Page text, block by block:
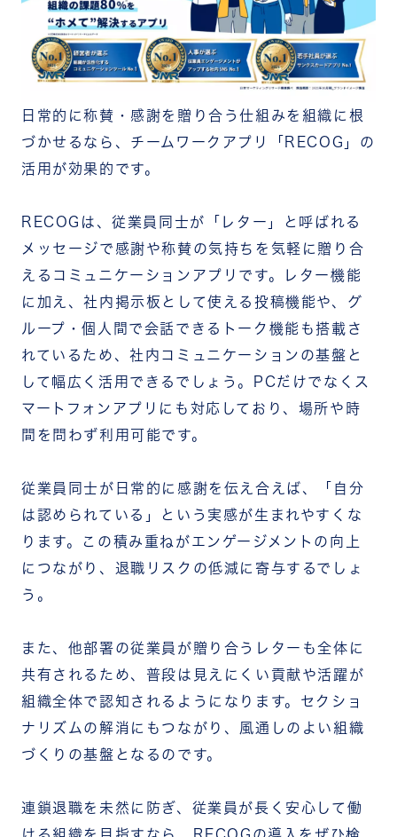
日常的に称賛・感謝を贈り合う仕組みを組織に根
づかせるなら、チームワークアプリ「RECOG」の
活用が効果的です。
RECOGは、従業員同士が「レター」と呼ばれる
メッセージで感謝や称賛の気持ちを気軽に贈り合
えるコミュニケーションアプリです。
レター機能
に加え、社内掲示板として使える投稿機能や、グ
ループ・個人間で会話できるトーク機能も搭載さ
れているため、社内コミュニケーションの基盤と
して幅広く活用できるでしょう。PCだけでなくス
マートフォンアプリにも対応しており、場所や時
間を問わず利用可能です。
従業員同士が日常的に感謝を伝え合えば、「自分
は認められている」という実感が生まれやすくな
ります。この積み重ねがエンゲージメントの向上
につながり、退職リスクの低減に寄与するでしょ
う。
また、他部署の従業員が贈り合うレターも全体に
共有されるため、普段は見えにくい貢献や活躍が
組織全体で認知されるようになります。セクショ
ナリズムの解消にもつながり、風通しのよい組織
づくりの基盤となるのです。
連鎖退職を未然に防ぎ、従業員が長く安心して働
ける組織を目指すなら、RECOGの導入をぜひ検